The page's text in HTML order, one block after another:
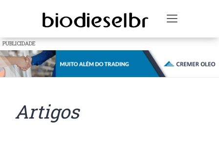
Toggle
PUBLICIDADE
Artigos